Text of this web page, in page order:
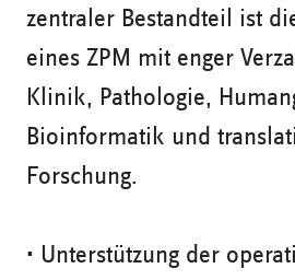
zentraler Bestandteil ist
eines ZPM mit enger
Klinik, Pathologie,
Bioinformatik und
Forschung.
• Unterstützung der